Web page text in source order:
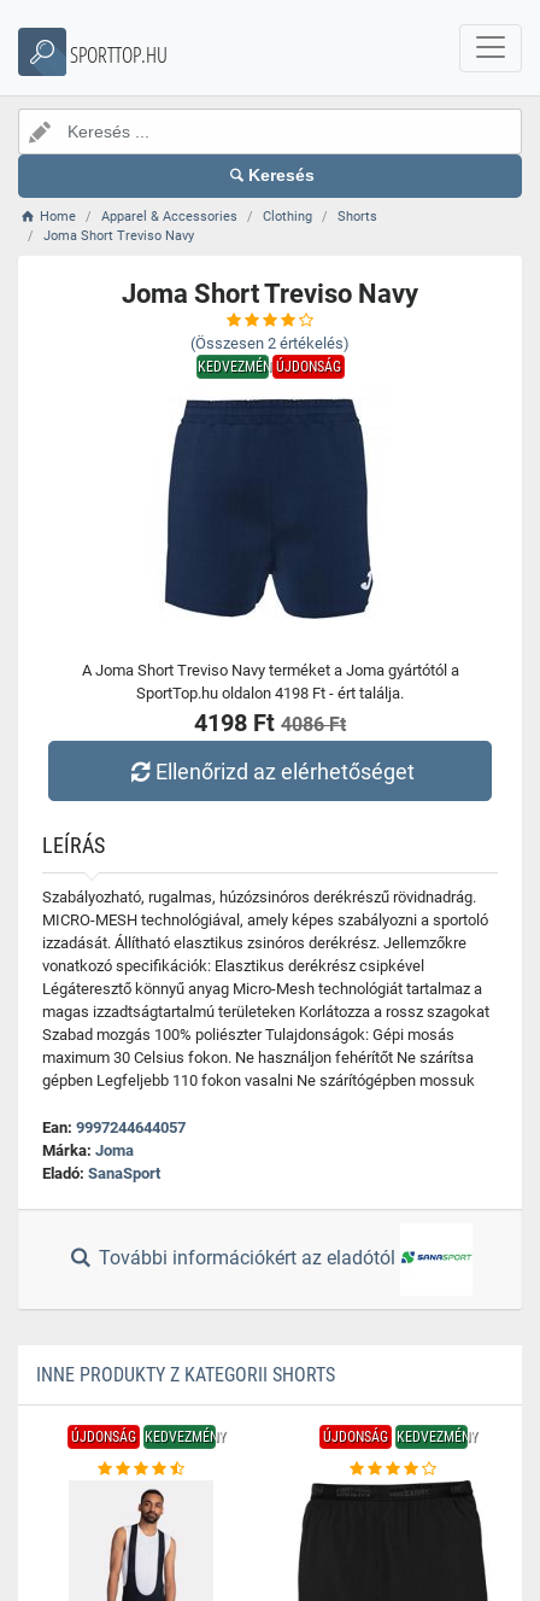
SPORTTOP.HU
Keresés
Home Apparel & Accessories Clothing
Shorts
Joma Short Treviso Navy
Joma Short Treviso Navy
(Összesen 2 értékelés)
KEDVEZMÉNYÚJDONSÁG
A Joma Short Treviso Navy terméket a Joma gyártótól a
SportTop.hu oldalon 4198 Ft - ért találja.
4198 Ft 4086 Ft
Ellenőrizd az elérhetőséget
LEÍRÁS
Szabályozható, rugalmas, húzózsinóros derékrészű rövidnadrág.
MICRO-MESH technológiával, amely képes szabályozni a sportoló
izzadását. Állítható elasztikus zsinóros derékrész. Jellemzőkre
vonatkozó specifikációk: Elasztikus derékrész csipkével
Légáteresztő könnyű anyag Micro-Mesh technológiát tartalmaz a
magas izzadtságtartalmú területeken Korlátozza a rossz szagokat
Szabad mozgás 100% poliészter Tulajdonságok: Gépi mosás
maximum 30 Celsius fokon. Ne használjon fehérítőt Ne szárítsa
gépben Legfeljebb 110 fokon vasalni Ne szárítógépben mossuk
Ean: 9997244644057
Márka: Joma
Eladó: SanaSport
További információkért az eladótól
INNE PRODUKTY Z KATEGORII SHORTS
ÚJDONSÁG KEDVEZMÉNY ÚJDONSÁG KEDVEZMÉNY